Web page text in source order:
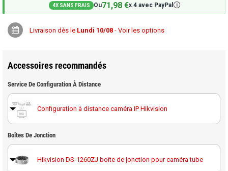
4X SANS FRAIS Ou71,98 €x 4 avec PayPal 🛈
Livraison dès le Lundi 10/08 - Voir les options
Accessoires recommandés
Service De Configuration À Distance
Configuration à distance caméra IP Hikvision
Boîtes De Jonction
Hikvision DS-1260ZJ boîte de jonction pour caméra tube